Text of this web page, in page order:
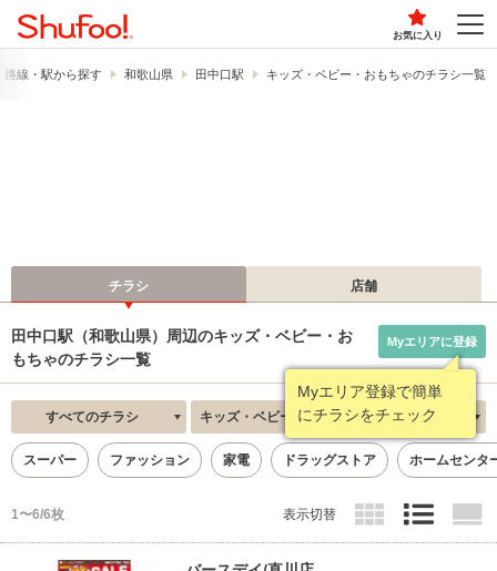
お気に入り
路線・駅から探す 和歌山県 田中口駅 キッズ・ベビー・おもちゃのチラシ一覧
チラシ 店舗
田中口駅（和歌山県）周辺のキッズ・ベビー・お
もちゃのチラシ一覧
Myエリア登録で簡単
にチラシをチェック
Myエリアに登録
すべてのチラシ キッズ・ベビー・おもちゃ 新着順
スーパー ファッション 家電 ドラッグストア ホームセンタ
1〜6/6枚 表示切替